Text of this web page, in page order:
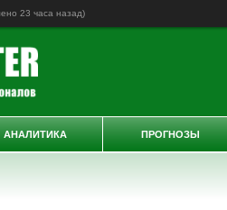
23 часа назад)
АНАЛИТИКА ПРОГНОЗЫ